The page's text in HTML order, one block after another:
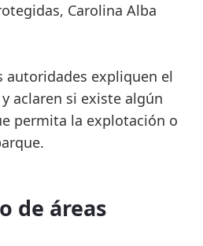
Carolina Alba
autoridades expliquen el
aclaren si existe algún
permita la explotación o
de áreas